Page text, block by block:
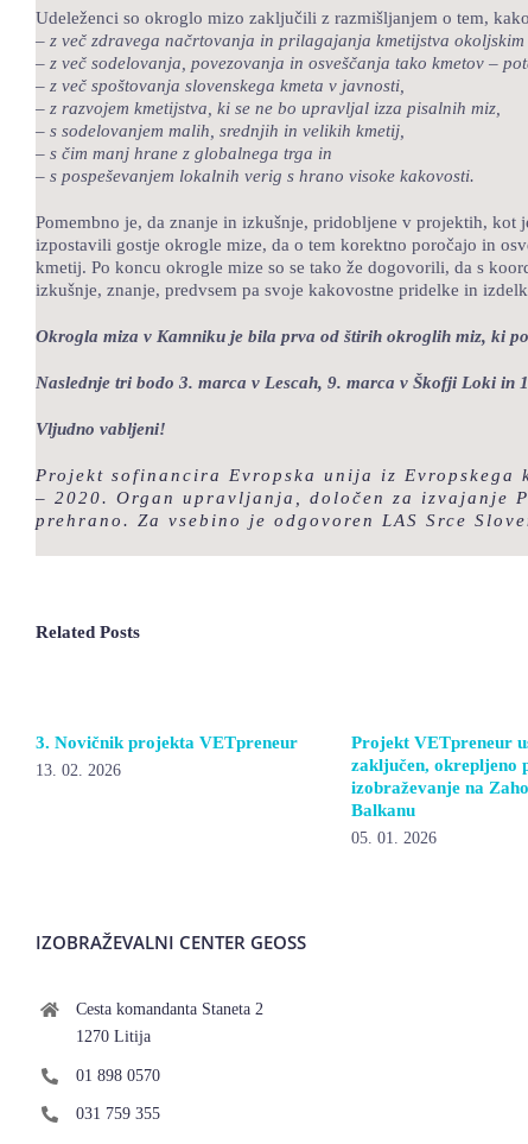
Udeleženci so okroglo mizo zaključili z razmišljanjem o tem,
– z več zdravega načrtovanja in prilagajanja kmetijstva okoljskim
– z več sodelovanja, povezovanja in osveščanja tako kmetov –
– z več spoštovanja slovenskega kmeta v javnosti,
– z razvojem kmetijstva, ki se ne bo upravljal izza pisalnih miz,
– s sodelovanjem malih, srednjih in velikih kmetij,
– s čim manj hrane z globalnega trga in
– s pospeševanjem lokalnih verig s hrano visoke kakovosti.
Pomembno je, da znanje in izkušnje, pridobljene v projektih,
izpostavili gostje okrogle mize, da o tem korektno poročajo in
kmetij. Po koncu okrogle mize so se tako že dogovorili, da s
izkušnje, znanje, predvsem pa svoje kakovostne pridelke in
Okrogla miza v Kamniku je bila prva od štirih okroglih miz, ki
Naslednje tri bodo 3. marca v Lescah, 9. marca v Škofji Loki
Vljudno vabljeni!
Projekt sofinancira Evropska unija iz
– 2020. Organ upravljanja, določen za izvajanje
prehrano. Za vsebino je odgovoren LAS Srce
Related Posts
3. Novičnik projekta VETpreneur
13. 02. 2026
Projekt VETpreneur
zaključen, okrepljeno
izobraževanje na
Balkanu
05. 01. 2026
IZOBRAŽEVALNI CENTER GEOSS
Cesta komandanta Staneta 2
1270 Litija
01 898 0570
031 759 355